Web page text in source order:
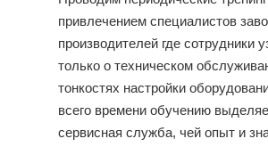
привлечением специалистов
производителей где сотрудники
только о техническом
тонкостях настройки
всего времени обучению
сервисная служба, чей опыт и